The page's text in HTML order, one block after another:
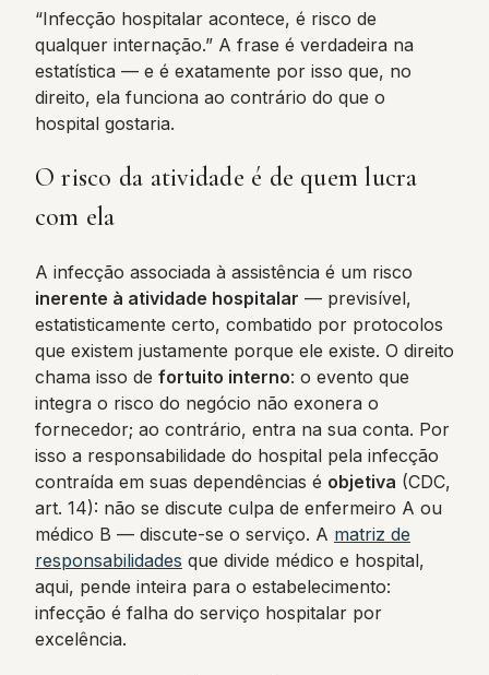
“Infecção hospitalar acontece, é risco de
qualquer internação.” A frase é verdadeira na
estatística — e é exatamente por isso que, no
direito, ela funciona ao contrário do que o
hospital gostaria.
O risco da atividade é de quem lucra
com ela
A infecção associada à assistência é um risco
inerente à atividade hospitalar — previsível,
estatisticamente certo, combatido por protocolos
que existem justamente porque ele existe. O direito
chama isso de fortuito interno: o evento que
integra o risco do negócio não exonera o
fornecedor; ao contrário, entra na sua conta. Por
isso a responsabilidade do hospital pela infecção
contraída em suas dependências é objetiva (CDC,
art. 14): não se discute culpa de enfermeiro A ou
médico B — discute-se o serviço. A matriz de
responsabilidades que divide médico e hospital,
aqui, pende inteira para o estabelecimento:
infecção é falha do serviço hospitalar por
excelência.